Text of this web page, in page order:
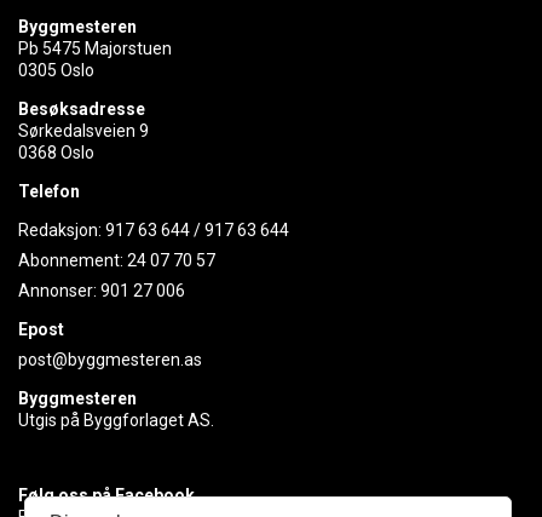
Byggmesteren
Pb 5475 Majorstuen
0305 Oslo
Besøksadresse
Sørkedalsveien 9
0368 Oslo
Telefon
Redaksjon: 917 63 644/917 63 644
Abonnement: 24 07 70 57
Annonser: 901 27 006
Epost
post@byggmesteren.as
Byggmesteren
Utgis på Byggforlaget AS.
Følg oss på Facebook